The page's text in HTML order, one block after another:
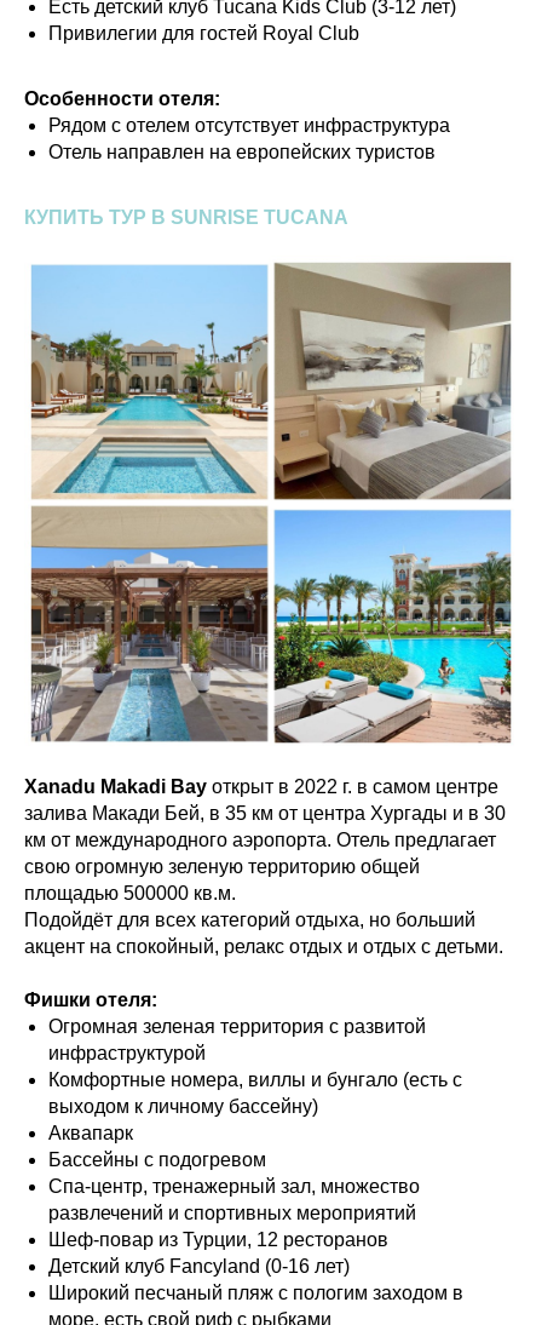
Есть детский клуб Tucana Kids Club (3-12 лет)
Привилегии для гостей Royal Club
Особенности отеля:
Рядом с отелем отсутствует инфраструктура
Отель направлен на европейских туристов
КУПИТЬ ТУР В SUNRISE TUCANA
Xanadu Makadi Bay открыт в 2022 г. в самом центре
залива Макади Бей, в 35 км от центра Хургады и в 30
км от международного аэропорта. Отель предлагает
свою огромную зеленую территорию общей
площадью 500000 кв.м.
Подойдёт для всех категорий отдыха, но больший
акцент на спокойный, релакс отдых и отдых с детьми.
Фишки отеля:
Огромная зеленая территория с развитой
инфраструктурой
Комфортные номера, виллы и бунгало (есть с
выходом к личному бассейну)
Аквапарк
Бассейны с подогревом
Спа-центр, тренажерный зал, множество
развлечений и спортивных мероприятий
Шеф-повар из Турции, 12 ресторанов
Детский клуб Fancyland (0-16 лет)
Широкий песчаный пляж с пологим заходом в
море, есть свой риф с рыбками